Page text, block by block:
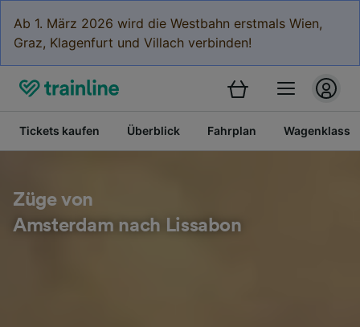
Ab 1. März 2026 wird die Westbahn erstmals Wien,
Graz, Klagenfurt und Villach verbinden!
Tickets kaufen Überblick Fahrplan
Züge von
Amsterdam nach Lissabon